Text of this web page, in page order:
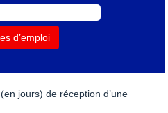
jours) de réception d’une